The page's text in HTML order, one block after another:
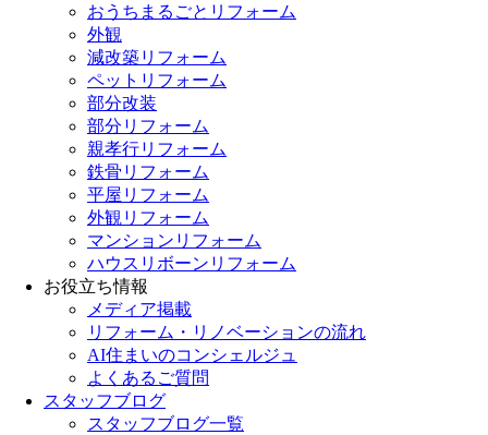
おうちまるごとリフォーム
外観
減改築リフォーム
ペットリフォーム
部分改装
部分リフォーム
親孝行リフォーム
鉄骨リフォーム
平屋リフォーム
外観リフォーム
マンションリフォーム
ハウスリボーンリフォーム
お役立ち情報
メディア掲載
リフォーム・リノベーションの流れ
AI住まいのコンシェルジュ
よくあるご質問
スタッフブログ
スタッフブログ一覧